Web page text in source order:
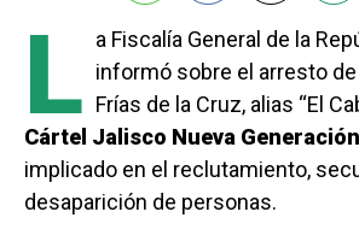
L a Fiscalía General de la
informó sobre el arresto de
Frías de la Cruz, alias “El
Cártel Jalisco Nueva Generación
implicado en el reclutamiento,
desaparición de personas.